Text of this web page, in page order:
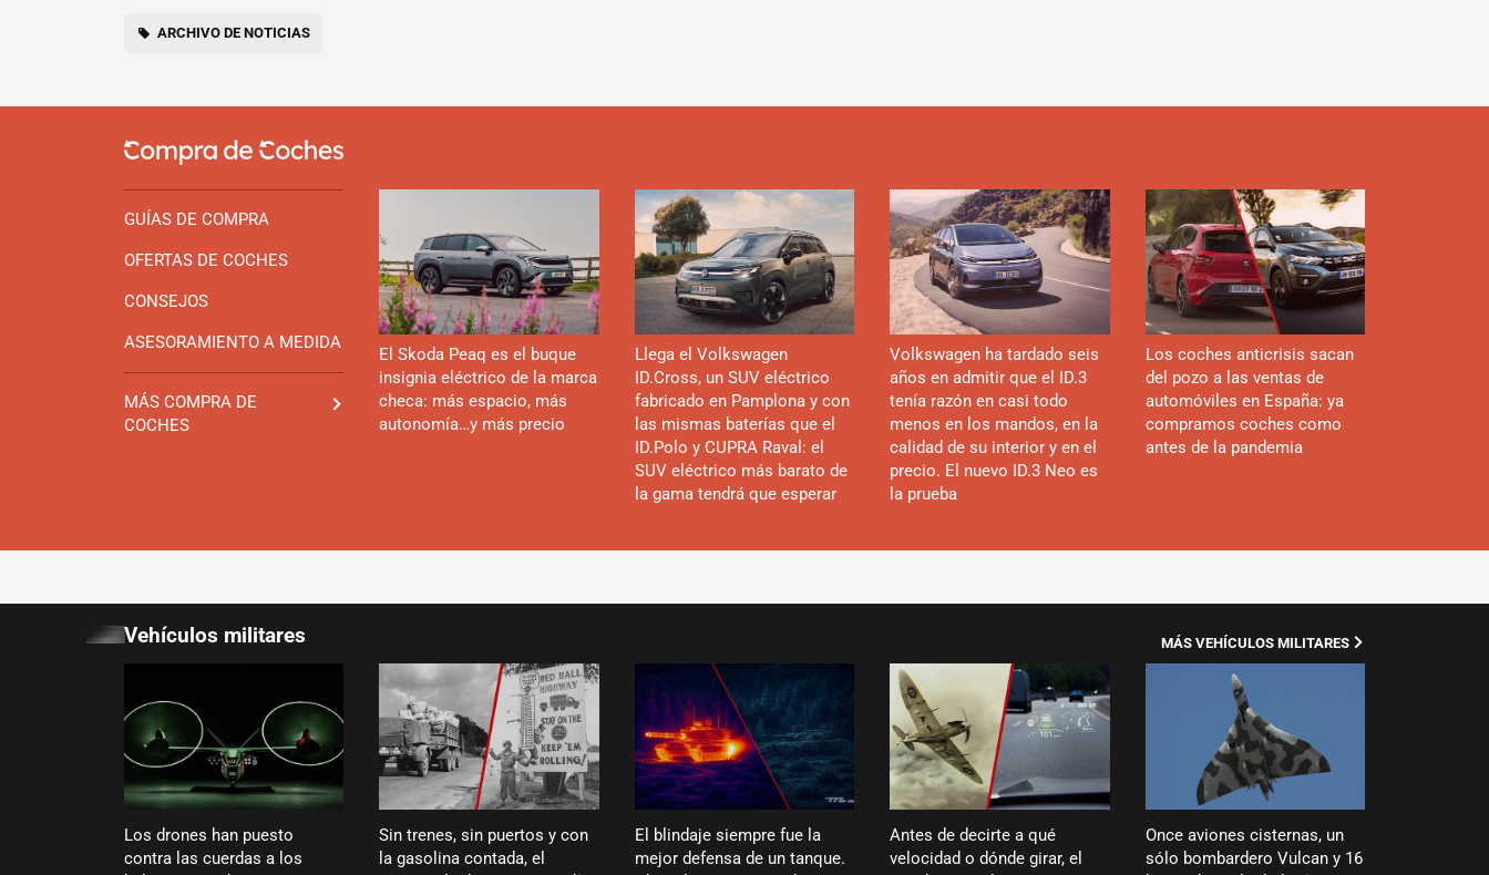
ARCHIVO DE NOTICIAS
GUÍAS DE COMPRA
OFERTAS DE COCHES
CONSEJOS
ASESORAMIENTO A MEDIDA
MÁS COMPRA DE
COCHES
El Skoda Peaq es el buque
insignia eléctrico de la marca
checa: más espacio, más
autonomía…y más precio
Llega el Volkswagen
ID.Cross, un SUV eléctrico
fabricado en Pamplona y con
las mismas baterías que el
ID.Polo y CUPRA Raval: el
SUV eléctrico más barato de
la gama tendrá que esperar
Volkswagen ha tardado seis
años en admitir que el ID.3
tenía razón en casi todo
menos en los mandos, en la
calidad de su interior y en el
precio. El nuevo ID.3 Neo es
la prueba
Los coches anticrisis sacan
del pozo a las ventas de
automóviles en España: ya
compramos coches como
antes de la pandemia
Vehículos militares
Los drones han puesto
contra las cuerdas a los
Sin trenes, sin puertos y con
la gasolina contada, el
El blindaje siempre fue la
mejor defensa de un tanque.
Antes de decirte a qué
velocidad o dónde girar, el
Once aviones cisternas, un
sólo bombardero Vulcan y 16
MÁS VEHÍCULOS MILITARES